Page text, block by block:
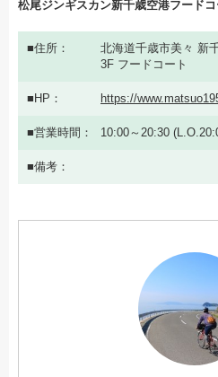
松尾ジンギスカン新千歳空港フード
住所
北海道千歳市美々 新
3F フードコート
HP https://
営業時間 10:00～20:30
備考